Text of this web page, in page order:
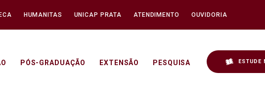
HUMANITAS UNICAP PRATA ATENDIMENTO OUVIDORIA
PÓS-GRADUAÇÃO EXTENSÃO PESQUISA ESTUDE
- Unicap